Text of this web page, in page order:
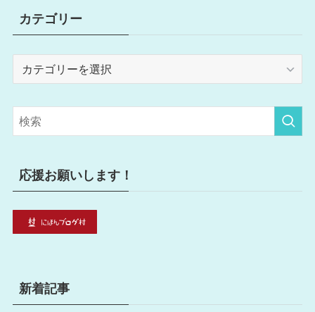
カテゴリー
リ
ー
応援お願いします！
新着記事